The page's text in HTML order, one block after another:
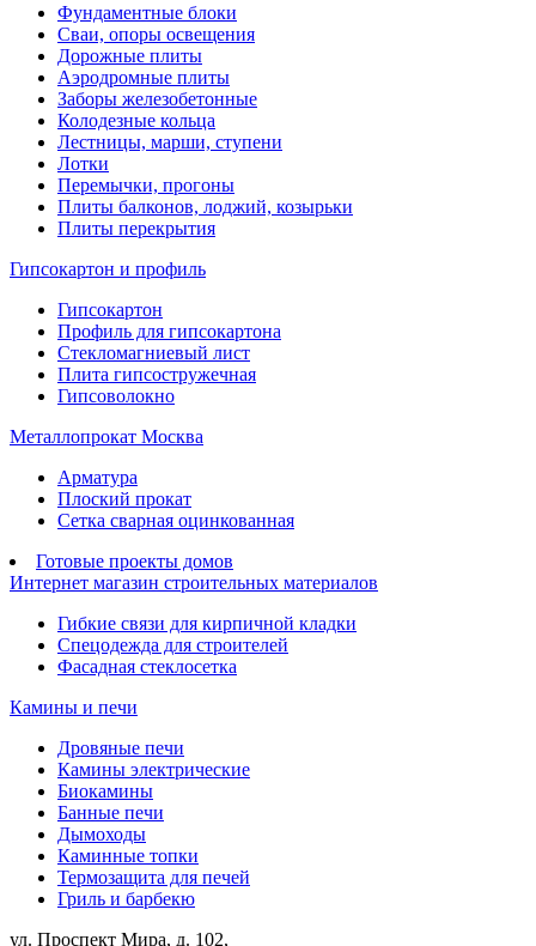
Фундаментные блоки
Сваи, опоры освещения
Дорожные плиты
Аэродромные плиты
Заборы железобетонные
Колодезные кольца
Лестницы, марши, ступени
Лотки
Перемычки, прогоны
Плиты балконов, лоджий, козырьки
Плиты перекрытия
Гипсокартон и профиль
Гипсокартон
Профиль для гипсокартона
Стекломагниевый лист
Плита гипсостружечная
Гипсоволокно
Металлопрокат Москва
Арматура
Плоский прокат
Сетка сварная оцинкованная
Готовые проекты домов
Интернет магазин строительных материалов
Гибкие связи для кирпичной кладки
Спецодежда для строителей
Фасадная стеклосетка
Камины и печи
Дровяные печи
Камины электрические
Биокамины
Банные печи
Дымоходы
Каминные топки
Термозащита для печей
Гриль и барбекю
ул. Проспект Мира, д. 102,